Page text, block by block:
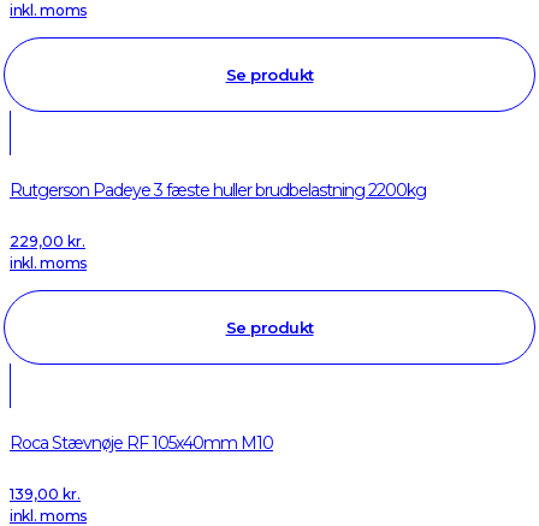
inkl. moms
Se produkt
Rutgerson Padeye 3 fæste huller brudbelastning 2200kg
229,00 kr.
inkl. moms
Se produkt
Roca Stævnøje RF 105x40mm M10
139,00 kr.
inkl. moms